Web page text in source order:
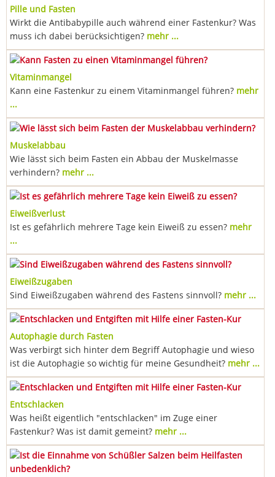
Pille und Fasten
Wirkt die Antibabypille auch während einer Fastenkur? Was
muss ich dabei berücksichtigen? mehr ...
Vitaminmangel
Kann eine Fastenkur zu einem Vitaminmangel führen? mehr
...
Muskelabbau
Wie lässt sich beim Fasten ein Abbau der Muskelmasse
verhindern? mehr ...
Eiweißverlust
Ist es gefährlich mehrere Tage kein Eiweiß zu essen? mehr
...
Eiweißzugaben
Sind Eiweißzugaben während des Fastens sinnvoll? mehr ...
Autophagie durch Fasten
Was verbirgt sich hinter dem Begriff Autophagie und wieso
ist die Autophagie so wichtig für meine Gesundheit? mehr ...
Entschlacken
Was heißt eigentlich "entschlacken" im Zuge einer
Fastenkur? Was ist damit gemeint? mehr ...